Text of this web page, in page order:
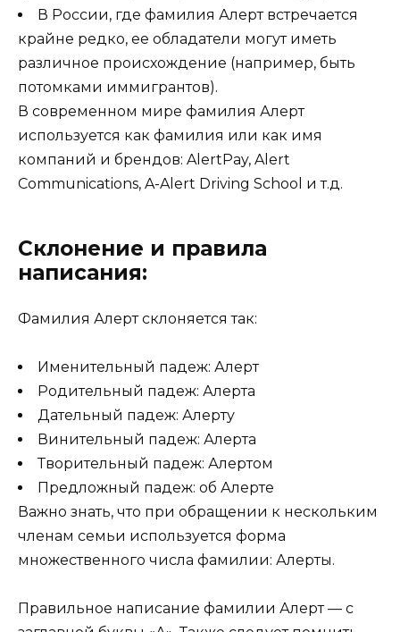
В России, где фамилия Алерт встречается
крайне редко, ее обладатели могут иметь
различное происхождение (например, быть
потомками иммигрантов).
В современном мире фамилия Алерт
используется как фамилия или как имя
компаний и брендов: AlertPay, Alert
Communications, A-Alert Driving School и т.д.
Склонение и правила
написания:
Фамилия Алерт склоняется так:
Именительный падеж: Алерт
Родительный падеж: Алерта
Дательный падеж: Алерту
Винительный падеж: Алерта
Творительный падеж: Алертом
Предложный падеж: об Алерте
Важно знать, что при обращении к нескольким
членам семьи используется форма
множественного числа фамилии: Алерты.
Правильное написание фамилии Алерт — с